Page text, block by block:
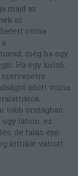
majd az
az
volna
még ha egy
Ha egy külső,
adott volna
több országban
látom, ez
de talán épp
kritikát váltott